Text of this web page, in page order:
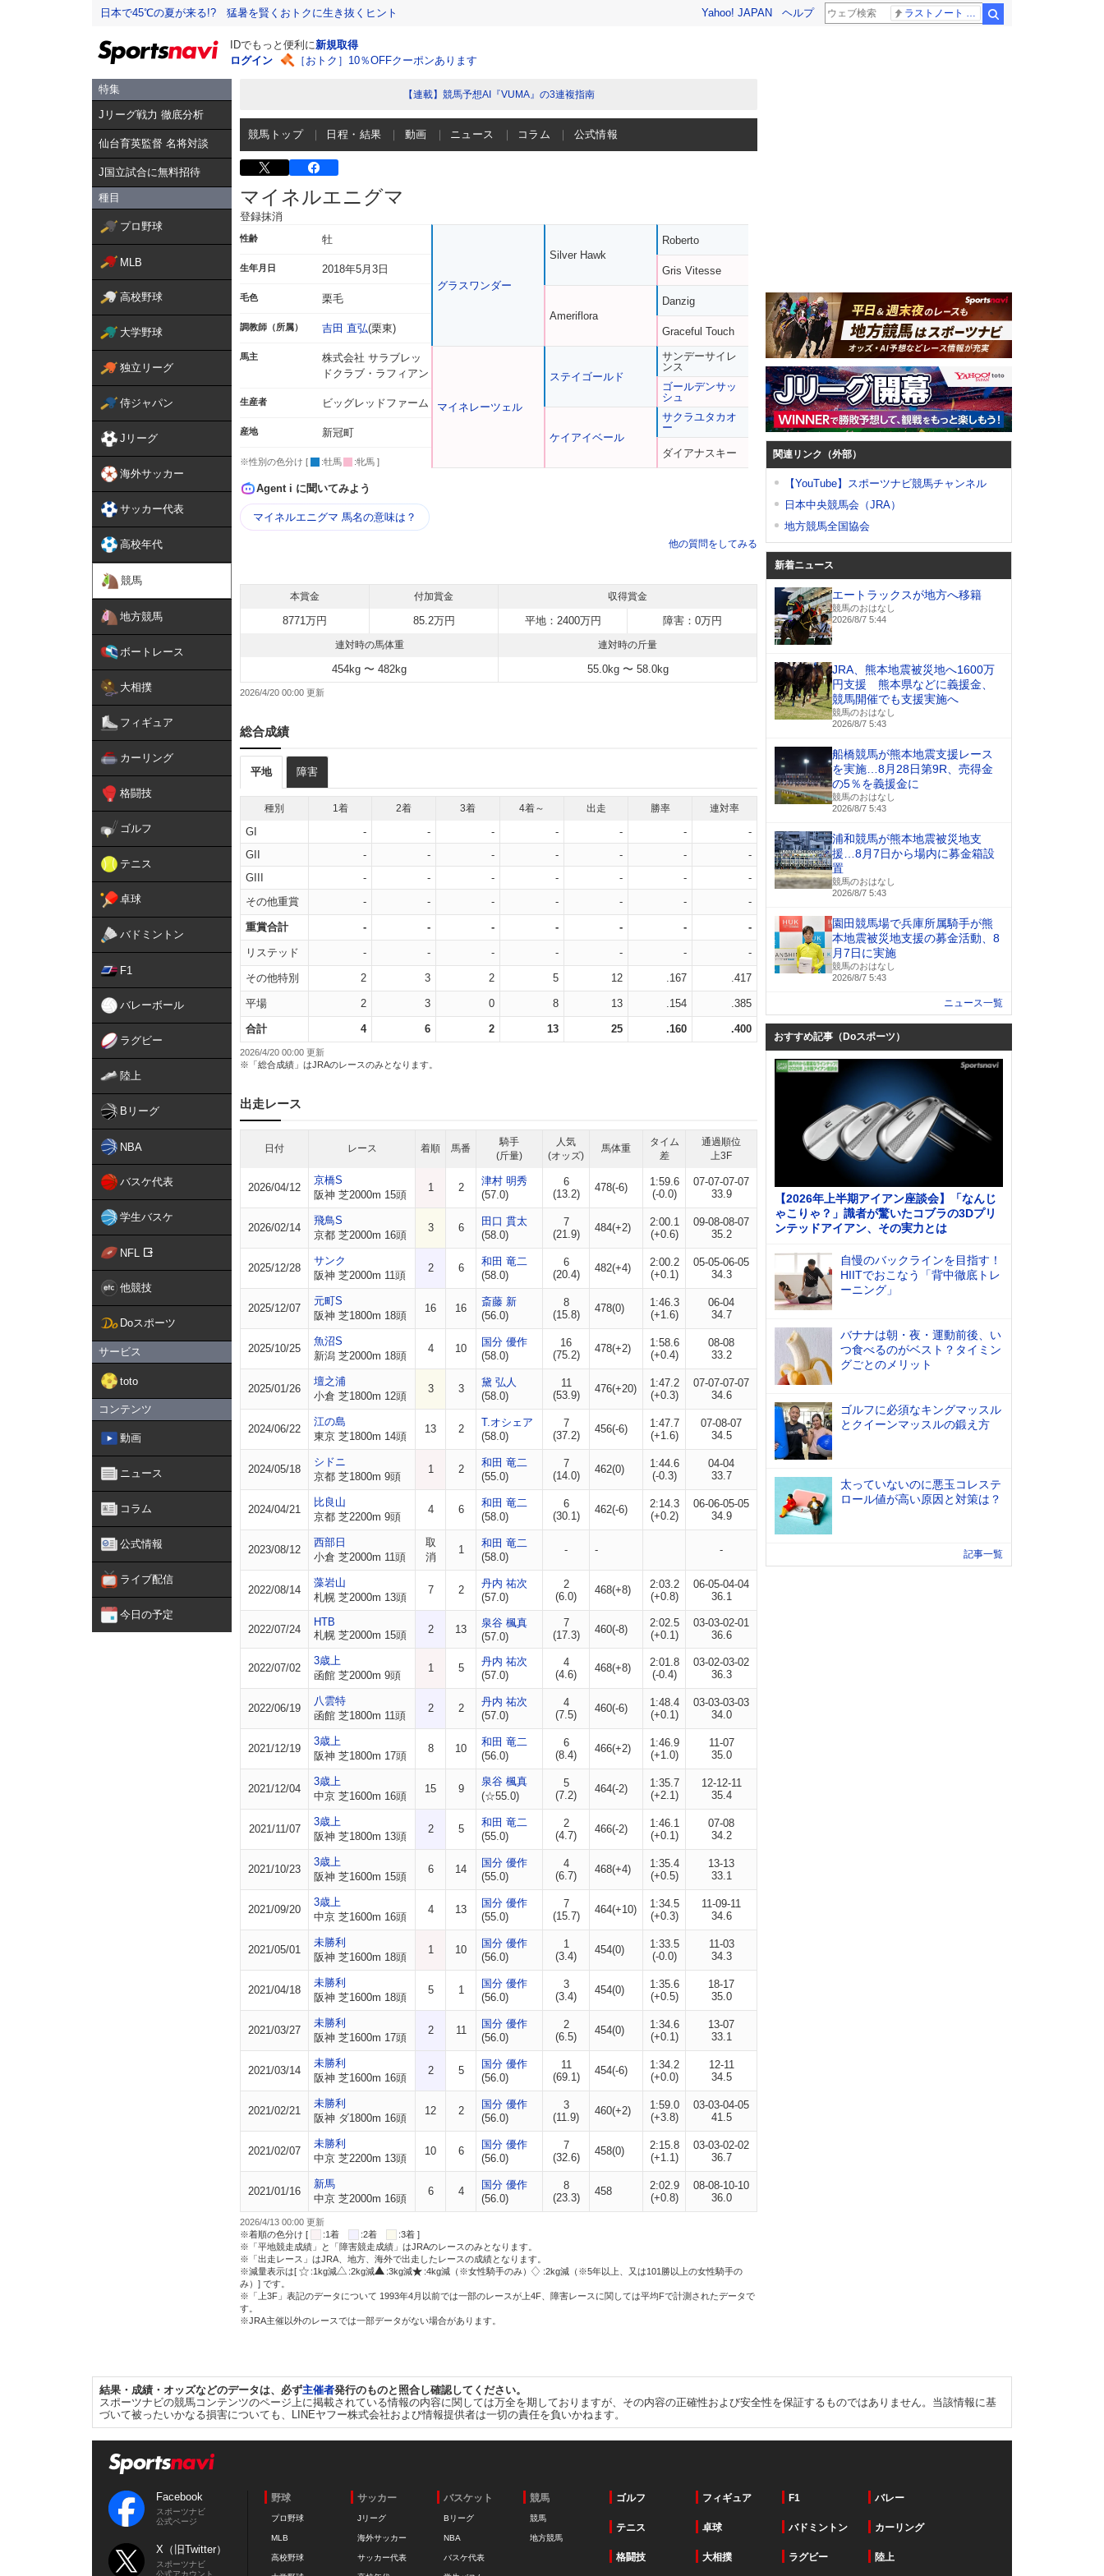
日本で45℃の夏が来る!? 猛暑を賢くおトクに生き抜くヒント Yahoo! JAPAN ヘルプ
IDでもっと便利に新規取得
ログイン
［おトク］10％OFFクーポンあります
特集
Jリーグ戦力 徹底分析
仙台育英監督 名将対談
J国立試合に無料招待
種目
プロ野球
MLB
高校野球
大学野球
独立リーグ
侍ジャパン
Jリーグ
海外サッカー
サッカー代表
高校年代
競馬
地方競馬
ボートレース
大相撲
フィギュア
カーリング
格闘技
ゴルフ
テニス
卓球
バドミントン
F1
バレーボール
ラグビー
陸上
Bリーグ
NBA
バスケ代表
学生バスケ
NFL
他競技
Doスポーツ
サービス
toto
コンテンツ
動画
ニュース
コラム
公式情報
ライブ配信
今日の予定
【連載】競馬予想AI『VUMA』の3連複指南
競馬トップ 日程・結果 動画 ニュース コラム 公式情報
マイネルエニグマ
登録抹消
性齢 牡
生年月日 2018年5月3日
毛色 栗毛
調教師（所属） 吉田 直弘(栗東)
馬主
株式会社 サラブレッ
ドクラブ・ラフィアン
生産者 ビッグレッドファーム
産地 新冠町
※性別の色分け [ :牡馬 :牝馬 ]
グラスワンダー
マイネレーツェル
Silver Hawk
Ameriflora
ステイゴールド
ケイアイベール
Roberto
Gris Vitesse
Danzig
Graceful Touch
サンデーサイレ
ンス
ゴールデンサッ
シュ
サクラユタカオ
ー
ダイアナスキー
Agent i に聞いてみよう
マイネルエニグマ 馬名の意味は？
他の質問をしてみる
本賞金 付加賞金 収得賞金
8771万円 85.2万円 平地：2400万円 障害：0万円
連対時の馬体重 連対時の斤量
454kg 〜 482kg 55.0kg 〜 58.0kg
2026/4/20 00:00
総合成績
平地 障害
種別 1着 2着 3着 4着～ 出走 勝率 連対率
GI - - - - - -
-
GII
- - - - - -
-
GIII
- - - - - -
-
その他重賞
- - - - - - -
重賞合計 - - - - - - -
リステッド - - - - - - -
その他特別 2 3 2 5 12 .167 .417
平場 2 3 0 8 13 .154 .385
合計 4 6 2 13 25 .160 .400
2026/4/20 00:00 更新
※「総合成績」はJRAのレースのみとなります。
出走レース
日付 レース 着順 馬番
騎手
(斤量)
人気
(オッズ)
馬体重
タイム
差
通過順位
上3F
2026/04/12
京橋S
阪神 芝2000m 15頭
1 2
津村 明秀
(57.0)
6
(13.2)
478(-6)
1:59.6
(-0.0)
07-07-07-07
33.9
2026/02/14
飛鳥S
京都 芝2000m 16頭
3 6
田口 貫太
(58.0)
7
(21.9)
484(+2)
2:00.1
(+0.6)
09-08-08-07
35.2
2025/12/28
サンク
阪神 芝2000m 11頭
2 6
和田 竜二
(58.0)
6
(20.4)
482(+4)
2:00.2
(+0.1)
05-05-06-05
34.3
2025/12/07
元町S
阪神 芝1800m 18頭
16 16
斎藤 新
(56.0)
8
(15.8)
478(0)
1:46.3
(+1.6)
06-04
34.7
2025/10/25
魚沼S
新潟 芝2000m 18頭
4 10
国分 優作
(58.0)
16
(75.2)
478(+2)
1:58.6
(+0.4)
08-08
33.2
2025/01/26
壇之浦
小倉 芝1800m 12頭
3 3
黛 弘人
(58.0)
11
(53.9)
476(+20)
1:47.2
(+0.3)
07-07-07-07
34.6
2024/06/22
江の島
東京 芝1800m 14頭
13 2
T.オシェア
(58.0)
7
(37.2)
456(-6)
1:47.7
(+1.6)
07-08-07
34.5
2024/05/18
シドニ
京都 芝1800m 9頭
1 2
和田 竜二
(55.0)
7
(14.0)
462(0)
1:44.6
(-0.3)
04-04
33.7
2024/04/21
比良山
京都 芝2200m 9頭
4 6
和田 竜二
(58.0)
6
(30.1)
462(-6)
2:14.3
(+0.2)
06-06-05-05
34.9
2023/08/12
西部日
小倉 芝2000m 11頭
取
消
1
和田 竜二
(58.0)
- - -
2022/08/14
藻岩山
札幌 芝2000m 13頭
7 2
丹内 祐次
(57.0)
2
(6.0)
468(+8)
2:03.2
(+0.8)
06-05-04-04
36.1
2022/07/24
HTB
札幌 芝2000m 15頭
2 13
泉谷 楓真
(57.0)
7
(17.3)
460(-8)
2:02.5
(+0.1)
03-03-02-01
36.6
2022/07/02
3歳上
函館 芝2000m 9頭
1 5
丹内 祐次
(57.0)
4
(4.6)
468(+8)
2:01.8
(-0.4)
03-02-03-02
36.3
2022/06/19
八雲特
函館 芝1800m 11頭
2 2
丹内 祐次
(57.0)
4
(7.5)
460(-6)
1:48.4
(+0.1)
03-03-03-03
34.0
2021/12/19
3歳上
阪神 芝1800m 17頭
8 10
和田 竜二
(56.0)
6
(8.4)
466(+2)
1:46.9
(+1.0)
11-07
35.0
2021/12/04
3歳上
中京 芝1600m 16頭
15 9
泉谷 楓真
(☆55.0)
5
(7.2)
464(-2)
1:35.7
(+2.1)
12-12-11
35.4
2021/11/07
3歳上
阪神 芝1800m 13頭
2 5
和田 竜二
(55.0)
2
(4.7)
466(-2)
1:46.1
(+0.1)
07-08
34.2
2021/10/23
3歳上
阪神 芝1600m 15頭
6 14
国分 優作
(55.0)
4
(6.7)
468(+4)
1:35.4
(+0.5)
13-13
33.1
2021/09/20
3歳上
中京 芝1600m 16頭
4 13
国分 優作
(55.0)
7
(15.7)
464(+10)
1:34.5
(+0.3)
11-09-11
34.6
2021/05/01
未勝利
阪神 芝1600m 18頭
1 10
国分 優作
(56.0)
1
(3.4)
454(0)
1:33.5
(-0.0)
11-03
34.3
2021/04/18
未勝利
阪神 芝1600m 18頭
5 1
国分 優作
(56.0)
3
(3.4)
454(0)
1:35.6
(+0.5)
18-17
35.0
2021/03/27
未勝利
阪神 芝1600m 17頭
2 11
国分 優作
(56.0)
2
(6.5)
454(0)
1:34.6
(+0.1)
13-07
33.1
2021/03/14
未勝利
阪神 芝1600m 16頭
2 5
国分 優作
(56.0)
11
(69.1)
454(-6)
1:34.2
(+0.0)
12-11
34.5
2021/02/21
未勝利
阪神 ダ1800m 16頭
12 2
国分 優作
(56.0)
3
(11.9)
460(+2)
1:59.0
(+3.8)
03-03-04-05
41.5
2021/02/07
未勝利
中京 芝2200m 13頭
10 6
国分 優作
(56.0)
7
(32.6)
458(0)
2:15.8
(+1.1)
03-03-02-02
36.7
2021/01/16
新馬
中京 芝2000m 16頭
6 4
国分 優作
(56.0)
8
(23.3)
458
2:02.9
(+0.8)
08-08-10-10
36.0
2026/4/13 00:00 更新
※着順の色分け [
:1着 :2着
:3着 ]
※「平地競走成績」と「障害競走成績」はJRAのレースのみとなります。
※「出走レース」はJRA、地方、海外で出走したレースの成績となります。
※減量表示は[
:1kg減 :2kg減 :3kg減 :4kg減（※女性騎手のみ）
:2kg減（※5年以上、又は101勝以上の女性騎手の
み）] です。
※「上3F」表記のデータについて 1993年4月以前では一部のレースが上4F、障害レースに関しては平均Fで計測されたデータで
す。
※JRA主催以外のレースでは一部データがない場合があります。
関連リンク（外部）
【YouTube】スポーツナビ競馬チャンネル
日本中央競馬会（JRA）
地方競馬全国協会
新着ニュース
エートラックスが地方へ移籍
競馬のおはなし
2026/8/7 5:44
JRA、熊本地震被災地へ1600万
円支援 熊本県などに義援金、
競馬開催でも支援実施へ
競馬のおはなし
2026/8/7 5:43
船橋競馬が熊本地震支援レース
を実施…8月28日第9R、売得金
の5％を義援金に
競馬のおはなし
2026/8/7 5:43
浦和競馬が熊本地震被災地支
援…8月7日から場内に募金箱設
置
競馬のおはなし
2026/8/7 5:43
園田競馬場で兵庫所属騎手が熊
本地震被災地支援の募金活動、8
月7日に実施
競馬のおはなし
2026/8/7 5:43
ニュース一覧
おすすめ記事（Doスポーツ）
【2026年上半期アイアン座談会】「なんじ
ゃこりゃ？」識者が驚いたコブラの3Dプリ
ンテッドアイアン、その実力とは
自慢のバックラインを目指す！
HIITでおこなう「背中徹底トレ
ーニング」
バナナは朝・夜・運動前後、い
つ食べるのがベスト？タイミン
グごとのメリット
ゴルフに必須なキングマッスル
とクイーンマッスルの鍛え方
太っていないのに悪玉コレステ
ロール値が高い原因と対策は？
記事一覧
結果・成績・オッズなどのデータは、必ず主催者発行のものと照合し確認してください。
スポーツナビの競馬コンテンツのページ上に掲載されている情報の内容に関しては万全を期しておりますが、その内容の正確性および安全性を保証するものではありません。当該情報に基
づいて被ったいかなる損害についても、LINEヤフー株式会社および情報提供者は一切の責任を負いかねます。
Facebook
スポーツナビ
公式ページ
X（旧Twitter）
スポーツナビ
公式アカウント
野球
プロ野球
MLB
高校野球
サッカー
Jリーグ
海外サッカー
サッカー代表
バスケット
Bリーグ
NBA
バスケ代表
競馬
競馬
地方競馬
ゴルフ フィギュア F1 バレー
テニス 卓球 バドミントン カーリング
格闘技 大相撲 ラグビー 陸上